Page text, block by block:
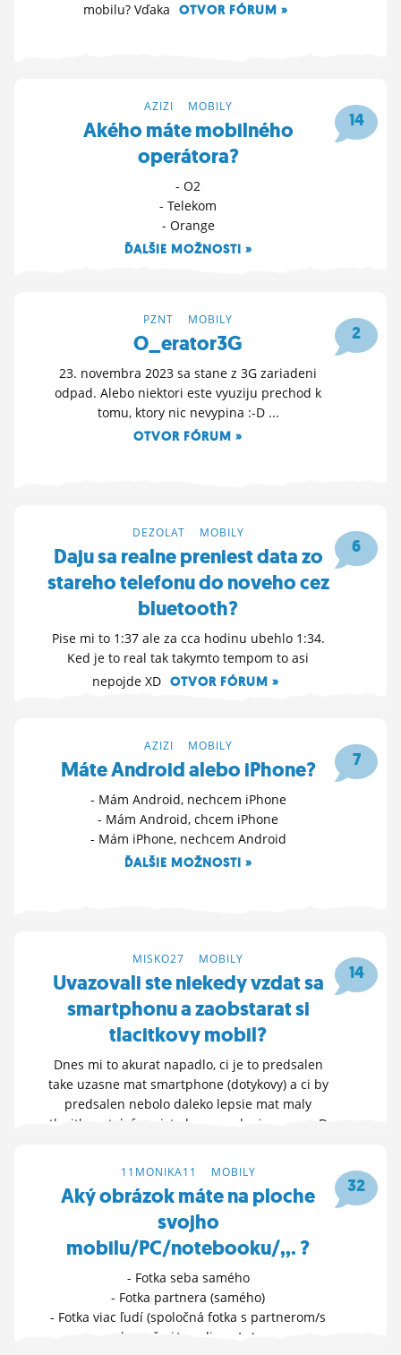
mobilu? Vďaka
OTVOR FÓRUM »
14
AZIZI MOBILY
Akého máte mobilného
operátora?
- O2
- Telekom
- Orange
ĎALŠIE MOŽNOSTI »
2
PZNT MOBILY
O_erator3G
23. novembra 2023 sa stane z 3G zariadeni
odpad. Alebo niektori este vyuziju prechod k
tomu, ktory nic nevypina :-D ...
OTVOR FÓRUM »
6
DEZOLAT MOBILY
Daju sa realne preniest data zo
stareho telefonu do noveho cez
bluetooth?
Pise mi to 1:37 ale za cca hodinu ubehlo 1:34.
Ked je to real tak takymto tempom to asi
nepojde XD OTVOR FÓRUM »
7
AZIZI MOBILY
Máte Android alebo iPhone?
- Mám Android, nechcem iPhone
- Mám Android, chcem iPhone
- Mám iPhone, nechcem Android
ĎALŠIE MOŽNOSTI »
14
MISKO27 MOBILY
Uvazovali ste niekedy vzdat sa
smartphonu a zaobstarat si
tlacitkovy mobil?
Dnes mi to akurat napadlo, ci je to predsalen
take uzasne mat smartphone (dotykovy) a ci by
predsalen nebolo daleko lepsie mat maly
tlacitkovy telefon cisto len na volanie a sms : D
OTVOR FÓRUM »
27. 5. 2023 13:50
32
11MONIKA11 MOBILY
Aký obrázok máte na ploche
svojho
mobilu/PC/notebooku/,,. ?
- Fotka seba samého
- Fotka partnera (samého)
- Fotka viac ľudí (spoločná fotka s partnerom/s
kamošmi/s rodinou/...)